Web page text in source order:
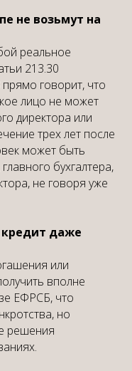
не возьмут на
реальное
213.30
говорит, что
лицо не может
директора или
трех лет после
может быть
бухгалтера,
не говоря уже
даже
или
вполне
ЕФРСБ, что
но
решения